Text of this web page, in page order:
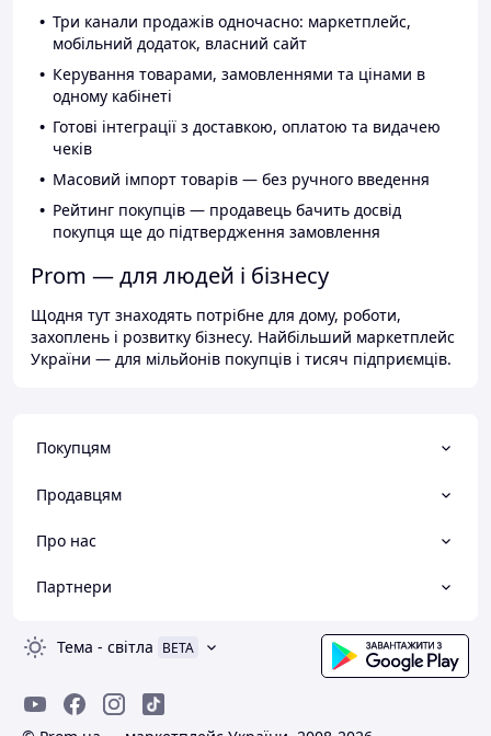
Три канали продажів одночасно: маркетплейс,
мобільний додаток, власний сайт
Керування товарами, замовленнями та цінами в
одному кабінеті
Готові інтеграції з доставкою, оплатою та видачею
чеків
Масовий імпорт товарів — без ручного введення
Рейтинг покупців — продавець бачить досвід
покупця ще до підтвердження замовлення
Prom — для людей і бізнесу
Щодня тут знаходять потрібне для дому, роботи,
захоплень і розвитку бізнесу. Найбільший маркетплейс
України — для мільйонів покупців і тисяч підприємців.
Покупцям
Продавцям
Про нас
Партнери
Тема - світла BETA